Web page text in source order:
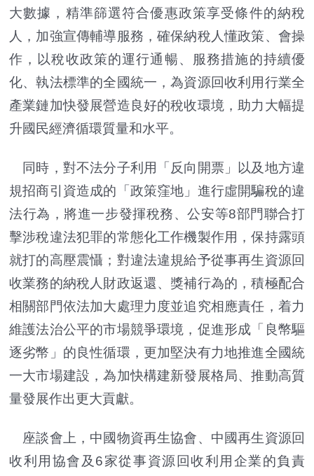
大數據，精準篩選符合優惠政策享受條件的納稅
人，加強宣傳輔導服務，確保納稅人懂政策、會操
作，以稅收政策的運行通暢、服務措施的持續優
化、執法標準的全國統一，為資源回收利用行業全
產業鏈加快發展營造良好的稅收環境，助力大幅提
升國民經濟循環質量和水平。
同時，對不法分子利用「反向開票」以及地方違
規招商引資造成的「政策窪地」進行虛開騙稅的違
法行為，將進一步發揮稅務、公安等8部門聯合打
擊涉稅違法犯罪的常態化工作機製作用，保持露頭
就打的高壓震懾；對違法違規給予從事再生資源回
收業務的納稅人財政返還、獎補行為的，積極配合
相關部門依法加大處理力度並追究相應責任，着力
維護法治公平的市場競爭環境，促進形成「良幣驅
逐劣幣」的良性循環，更加堅決有力地推進全國統
一大市場建設，為加快構建新發展格局、推動高質
量發展作出更大貢獻。
座談會上，中國物資再生協會、中國再生資源回
收利用協會及6家從事資源回收利用企業的負責